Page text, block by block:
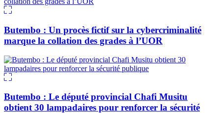
Butembo : Un procès fictif sur la cybercriminalité
marque la collation des grades à l’UOR
Butembo : Le député provincial Chafi Musitu
obtient 30 lampadaires pour renforcer la sécurité